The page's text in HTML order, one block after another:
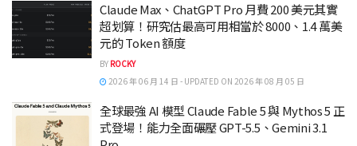
Claude Max、ChatGPT Pro 月費 200 美元其實
超划算！研究估最高可用相當於 8000、1.4 萬美
元的 Token 額度
BY ROCKY
2026 年 06 月 14 日 - UPDATED ON 2026 年 08 月 05 日
全球最強 AI 模型 Claude Fable 5 與 Mythos 5 正
式登場！能力全面碾壓 GPT-5.5、Gemini 3.1